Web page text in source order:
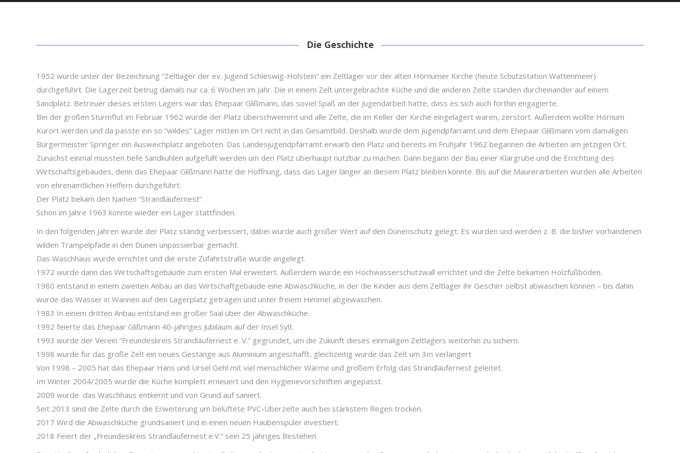
Die Geschichte
1952 wurde unter der Bezeichnung “Zeltlager der ev. Jugend Schleswig-Holstein” ein Zeltlager vor der alten Hörnumer Kirche (heute Schutzstation Wattenmeer)
durchgeführt. Die Lagerzeit betrug damals nur ca. 6 Wochen im Jahr. Die in einem Zelt untergebrachte Küche und die anderen Zelte standen durcheinander auf einem
Sandplatz. Betreuer dieses ersten Lagers war das Ehepaar Glißmann, das soviel Spaß an der Jugendarbeit hatte, dass es sich auch forthin engagierte.
Bei der großen Sturmflut im Februar 1962 wurde der Platz überschwemmt und alle Zelte, die im Keller der Kirche eingelagert waren, zerstört. Außerdem wollte Hörnum
Kurort werden und da passte ein so “wildes” Lager mitten im Ort nicht in das Gesamtbild. Deshalb wurde dem Jugendpfarramt und dem Ehepaar Glißmann vom damaligen
Bürgermeister Springer ein Ausweichplatz angeboten. Das Landesjugendpfarramt erwarb den Platz und bereits im Frühjahr 1962 begannen die Arbeiten am jetzigen Ort.
Zunächst einmal mussten tiefe Sandkuhlen aufgefüllt werden um den Platz überhaupt nutzbar zu machen. Dann begann der Bau einer Klärgrube und die Errichtung des
Wirtschaftsgebäudes, denn das Ehepaar Glißmann hatte die Hoffnung, dass das Lager länger an diesem Platz bleiben könnte. Bis auf die Maurerarbeiten wurden alle Arbeiten
von ehrenamtlichen Helfern durchgeführt.
Der Platz bekam den Namen “Strandläufernest”.
Schon im Jahre 1963 konnte wieder ein Lager stattfinden.
In den folgenden Jahren wurde der Platz ständig verbessert, dabei wurde auch großer Wert auf den Dünenschutz gelegt. Es wurden und werden z. B. die bisher vorhandenen
wilden Trampelpfade in den Dünen unpassierbar gemacht.
Das Waschhaus wurde errichtet und die erste Zufahrtstraße wurde angelegt.
1972 wurde dann das Wirtschaftsgebäude zum ersten Mal erweitert. Außerdem wurde ein Hochwasserschutzwall errichtet und die Zelte bekamen Holzfußböden.
1980 entstand in einem zweiten Anbau an das Wirtschaftgebäude eine Abwaschküche, in der die Kinder aus dem Zeltlager ihr Geschirr selbst abwaschen können – bis dahin
wurde das Wasser in Wannen auf den Lagerplatz getragen und unter freiem Himmel abgewaschen.
1983 In einem dritten Anbau entstand ein großer Saal über der Abwaschküche.
1992 feierte das Ehepaar Glißmann 40-jähriges Jubiläum auf der Insel Sylt.
1993 wurde der Verein “Freundeskreis Strandläufernest e. V.” gegründet, um die Zukunft dieses einmaligen Zeltlagers weiterhin zu sichern.
1998 wurde für das große Zelt ein neues Gestänge aus Aluminium angeschafft, gleichzeitig wurde das Zelt um 3m verlängert
Von 1998 – 2005 hat das Ehepaar Hans und Ursel Gehl mit viel menschlicher Wärme und großem Erfolg das Strandläufernest geleitet.
Im Winter 2004/2005 wurde die Küche komplett erneuert und den Hygienevorschriften angepasst.
2009 wurde das Waschhaus entkernt und von Grund auf saniert.
Seit 2013 sind die Zelte durch die Erweiterung um belüftete PVC-Überzelte auch bei stärkstem Regen trocken.
2017 Wird die Abwaschküche grundsaniert und in einen neuen Haubenspüler investiert.
2018 Feiert der „Freundeskreis Strandläufernest e.V.“ sein 25 jähriges Bestehen.